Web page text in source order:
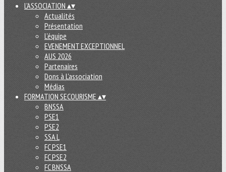
L'ASSOCIATION ▴▾
Actualités
Présentation
L'équipe
EVENEMENT EXCEPTIONNEL
AUS 2026
Partenaires
Dons à L'association
Médias
FORMATION SECOURISME ▴▾
BNSSA
PSE1
PSE2
SSA L
FC PSE1
FC PSE2
FC BNSSA